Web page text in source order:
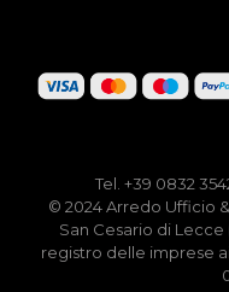
Tel. +39 0832
© 2024 Arredo Ufficio
San Cesario di Lecce
registro delle imprese